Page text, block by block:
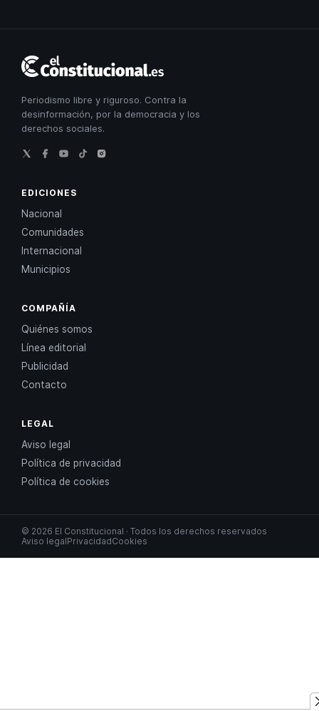
Constitucional
Periodismo libre y riguroso. Contra la
desinformación, por la democracia y los
derechos sociales.
EDICIONES
Nacional
Comunidades
Internacional
Municipios
COMPAÑÍA
Quiénes somos
Línea editorial
Publicidad
Contacto
LEGAL
Aviso legal
Política de privacidad
Política de cookies
© 2026 El Constitucional · Todos los derechos reservados
Aviso legalPrivacidadCookies